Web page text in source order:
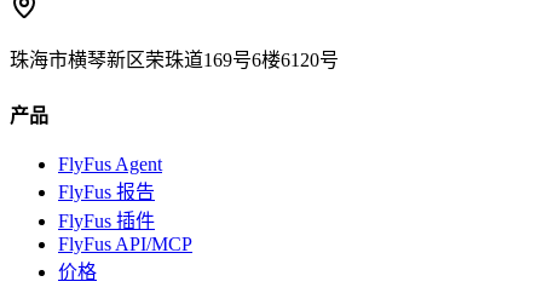
珠海市横琴新区荣珠道169号6楼6120号
产品
FlyFus Agent
FlyFus 报告
FlyFus 插件
FlyFus API/MCP
价格